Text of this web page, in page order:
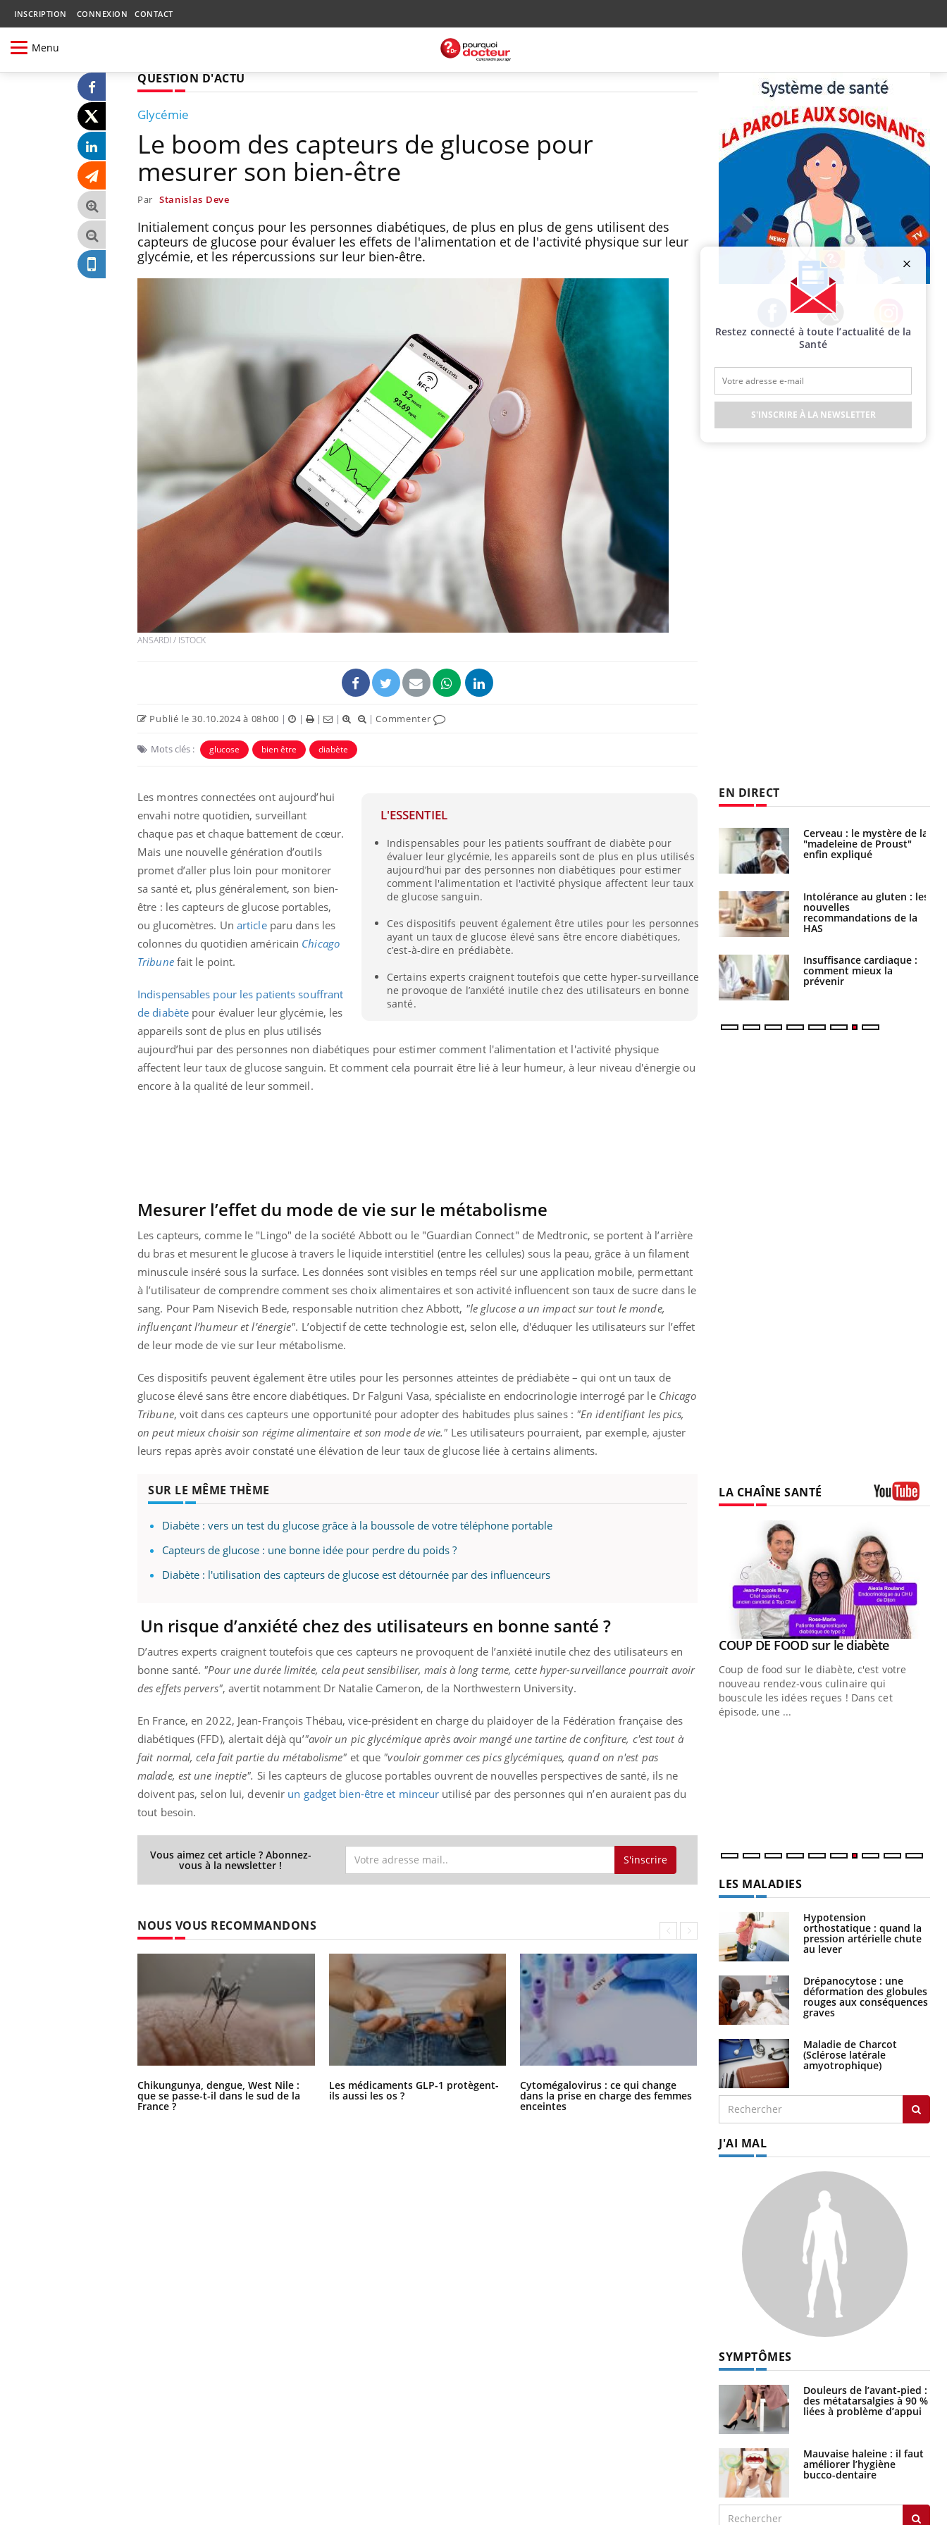
INSCRIPTION CONNEXION CONTACT
Menu
QUESTION D'ACTU
Glycémie
Le boom des capteurs de glucose pour
mesurer son bien-être
Par Stanislas Deve
Initialement conçus pour les personnes diabétiques, de plus en plus de gens utilisent des
capteurs de glucose pour évaluer les effets de l'alimentation et de l'activité physique sur leur
glycémie, et les répercussions sur leur bien-être.
ANSARDI / ISTOCK
Publié le 30.10.2024 à 08h00 | | | | |Commenter
Mots clés : glucose bien être diabète
L'ESSENTIEL
Indispensables pour les patients souffrant de diabète pour
évaluer leur glycémie, les appareils sont de plus en plus utilisés
aujourd’hui par des personnes non diabétiques pour estimer
comment l'alimentation et l'activité physique affectent leur taux
de glucose sanguin.
Ces dispositifs peuvent également être utiles pour les personnes
ayant un taux de glucose élevé sans être encore diabétiques,
c’est-à-dire en prédiabète.
Certains experts craignent toutefois que cette hyper-surveillance
ne provoque de l’anxiété inutile chez des utilisateurs en bonne
santé.
Les montres connectées ont aujourd’hui
envahi notre quotidien, surveillant
chaque pas et chaque battement de cœur.
Mais une nouvelle génération d’outils
promet d’aller plus loin pour monitorer
sa santé et, plus généralement, son bien-
être : les capteurs de glucose portables,
ou glucomètres. Un articleparu dans les
colonnes du quotidien américain Chicago
Tribunefait le point.
Indispensables pour les patients souffrant
de diabète pour évaluer leur glycémie, les
appareils sont de plus en plus utilisés
aujourd’hui par des personnes non diabétiques pour estimer comment l'alimentation et l'activité physique
affectent leur taux de glucose sanguin. Et comment cela pourrait être lié à leur humeur, à leur niveau d'énergie ou
encore à la qualité de leur sommeil.
Mesurer l’effet du mode de vie sur le métabolisme
Les capteurs, comme le "Lingo" de la société Abbott ou le "Guardian Connect" de Medtronic, se portent à l’arrière
du bras et mesurent le glucose à travers le liquide interstitiel (entre les cellules) sous la peau, grâce à un filament
minuscule inséré sous la surface. Les données sont visibles en temps réel sur une application mobile, permettant
à l’utilisateur de comprendre comment ses choix alimentaires et son activité influencent son taux de sucre dans le
sang. Pour Pam Nisevich Bede, responsable nutrition chez Abbott, "le glucose a un impact sur tout le monde,
influençant l’humeur et l’énergie". L’objectif de cette technologie est, selon elle, d'éduquer les utilisateurs sur l’effet
de leur mode de vie sur leur métabolisme.
Ces dispositifs peuvent également être utiles pour les personnes atteintes de prédiabète – qui ont un taux de
glucose élevé sans être encore diabétiques. Dr Falguni Vasa, spécialiste en endocrinologie interrogé par le Chicago
Tribune, voit dans ces capteurs une opportunité pour adopter des habitudes plus saines : "En identifiant les pics,
on peut mieux choisir son régime alimentaire et son mode de vie." Les utilisateurs pourraient, par exemple, ajuster
leurs repas après avoir constaté une élévation de leur taux de glucose liée à certains aliments.
SUR LE MÊME THÈME
Diabète : vers un test du glucose grâce à la boussole de votre téléphone portable
Capteurs de glucose : une bonne idée pour perdre du poids ?
Diabète : l'utilisation des capteurs de glucose est détournée par des influenceurs
Un risque d’anxiété chez des utilisateurs en bonne santé ?
D’autres experts craignent toutefois que ces capteurs ne provoquent de l’anxiété inutile chez des utilisateurs en
bonne santé. "Pour une durée limitée, cela peut sensibiliser, mais à long terme, cette hyper-surveillance pourrait avoir
des effets pervers", avertit notamment Dr Natalie Cameron, de la Northwestern University.
En France, en 2022, Jean-François Thébau, vice-président en charge du plaidoyer de la Fédération française des
diabétiques (FFD), alertait déjà qu’"avoir un pic glycémique après avoir mangé une tartine de confiture, c'est tout à
fait normal, cela fait partie du métabolisme" et que "vouloir gommer ces pics glycémiques, quand on n'est pas
malade, est une ineptie". Si les capteurs de glucose portables ouvrent de nouvelles perspectives de santé, ils ne
doivent pas, selon lui, devenir un gadget bien-être et minceur utilisé par des personnes qui n’en auraient pas du
tout besoin.
Vous aimez cet article ? Abonnez-
vous à la newsletter ! S'inscrire
NOUS VOUS RECOMMANDONS
Chikungunya, dengue, West Nile :
que se passe-t-il dans le sud de la
France ?
Les médicaments GLP-1 protègent-
ils aussi les os ?
Cytomégalovirus : ce qui change
dans la prise en charge des femmes
enceintes
La sieste empêche-t-elle de dormir
la nuit ?
Facebook Twitter Instagram
EN DIRECT
Grossesse et chaleur : ce
que dit la science
Le smartphone nuit-il à
l'apprentissage de la
lecture ?
Mordue par une tique en
vacances, elle reste dans
barracuda, une petite fille
secourue grâce à un
réflexe essentiel
Légionellose en Suisse :
quelle est l’origine de la
contamination ?
Allergies alimentaires :
une nouvelle arme contre
les réactions sévères
sommeil des enfants en
vacances ?
bientôt faire
traitement autorisé aux
États-Unis ?
Cerveau : le mystère de la
"madeleine de Proust"
enfin expliqué
Intolérance au gluten : les
nouvelles
recommandations de la
HAS
Insuffisance cardiaque :
comment mieux la
prévenir
LA CHAÎNE SANTÉ
Eczéma Chronique des Mains : se
préparer pour l’été !Youtube
L'été arrive… et avec lui, un tout nouveau
rythme de vie ! Vacances, plage, piscine,
Youtube
Diabète & Ramadan 2026 Youtube
Le Ramadan approche, et, pour de
nombreuses personnes atteintes de
diabète, c'est une période de questions, de
Youtube
Un « jumeau numérique » pour
faciliter l’accès à la médecine
préventiveYoutube
Un établissement lié à un groupe
santé : l'utilisation d'un « jumeau
numérique » permet ...
Youtube
COUP DE FOOD sur le diabèteYoutube
Coup de food sur le diabète, c'est votre
nouveau rendez-vous culinaire qui
bouscule les idées reçues ! Dans cet
épisode, une ...
LES MALADIES
Hypotension
orthostatique : quand la
pression artérielle chute
au lever
Drépanocytose : une
déformation des globules
rouges aux conséquences
graves
Maladie de Charcot
(Sclérose latérale
amyotrophique)
J'AI MAL
SYMPTÔMES
Douleurs de l’avant-pied :
des métatarsalgies à 90 %
liées à problème d’appui
Mauvaise haleine : il faut
améliorer l’hygiène
bucco-dentaire
Restez connecté à toute l’actualité de la
Santé
S'INSCRIRE À LA NEWSLETTER